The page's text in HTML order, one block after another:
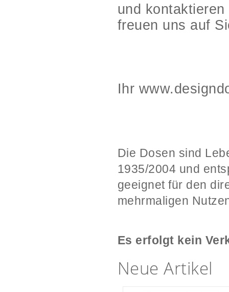
und
freuen uns auf
Ihr
Die Dosen sind
1935/2004 und
geeignet für den
mehrmaligen
Es erfolgt kein
Neue Artikel